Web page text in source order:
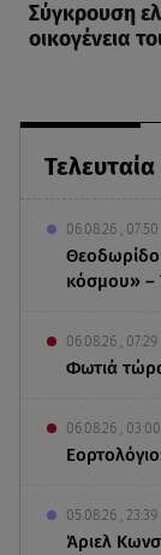
06.08.26 , 07:50
κόσμου» –
06.08.26 , 07:29
Φωτιά
06.08.26 , 03:00
05.08.26 , 23:39
Άριελ
Σύγκρουση
οικογένεια